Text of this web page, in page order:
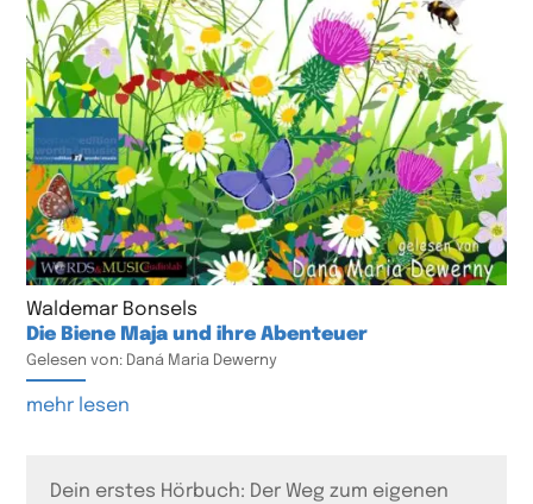
Waldemar Bonsels
Die Biene Maja und ihre Abenteuer
Gelesen von: Daná Maria Dewerny
mehr lesen
Dein erstes Hörbuch: Der Weg zum eigenen